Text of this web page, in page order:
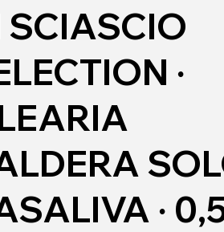
SCIASCIO
∙
∙